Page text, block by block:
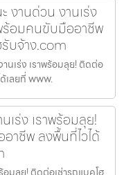
งานด่วน งานเร่ง
ร้อมคนขับมืออาชีพ
บจ้าง.com
เร่ง เราพร้อมลุย! ติดต่อ
เลยที่ www.
ร่ง เราพร้อมลุย!
าชีพ ลงพื้นที่ไวได้